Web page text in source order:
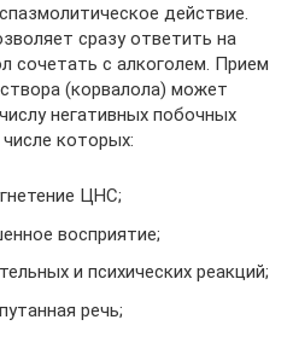
действие.
сразу ответить на
сочетать с алкоголем. Прием
(корвалола) может
негативных побочных
числе которых:
ЦНС;
восприятие;
и психических реакций;
речь;